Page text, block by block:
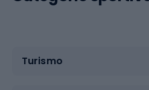
Turismo